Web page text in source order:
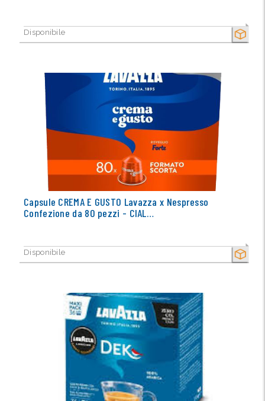
SECCO
Disponibile
SECCO
Capsule CREMA E GUSTO Lavazza x Nespresso
Confezione da 80 pezzi - CIAL…
Disponibile